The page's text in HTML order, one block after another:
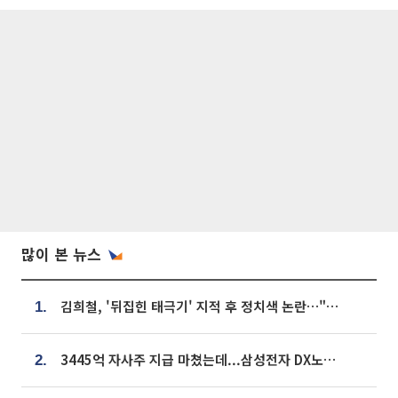
많이 본 뉴스
1. 김희철, '뒤집힌 태극기' 지적 후 정치색 논란…"좌우 떠나 우리나라 국기"
2. 3445억 자사주 지급 마쳤는데...삼성전자 DX노조, 뒤늦은 '떼쓰기 집회'